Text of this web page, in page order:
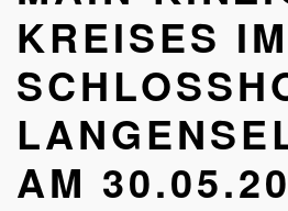
KREISES IM
AM